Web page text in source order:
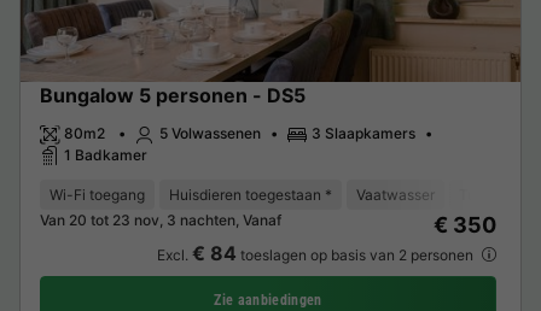
Bungalow 5 personen - DS5
80m2 5 Volwassenen
3 Slaapkamers
1 Badkamer
Wi-Fi toegang Huisdieren toegestaan * Vaatwasser
Van 20 tot 23 nov, 3 nachten, Vanaf
€ 350
Excl. € 84 toeslagen op basis van 2 personen
Zie aanbiedingen